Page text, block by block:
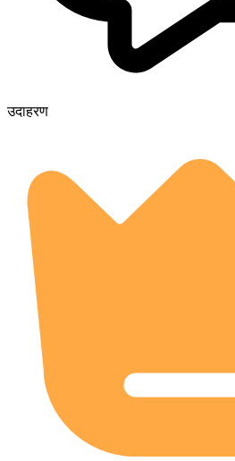
उदाहरण